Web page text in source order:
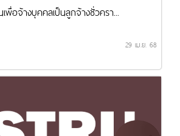
พื่อจ้างบุคคลเป็นลูกจ้างชั่วครา...
29 เม.ย. 68